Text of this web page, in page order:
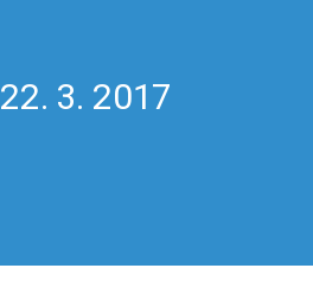
22. 3. 2017